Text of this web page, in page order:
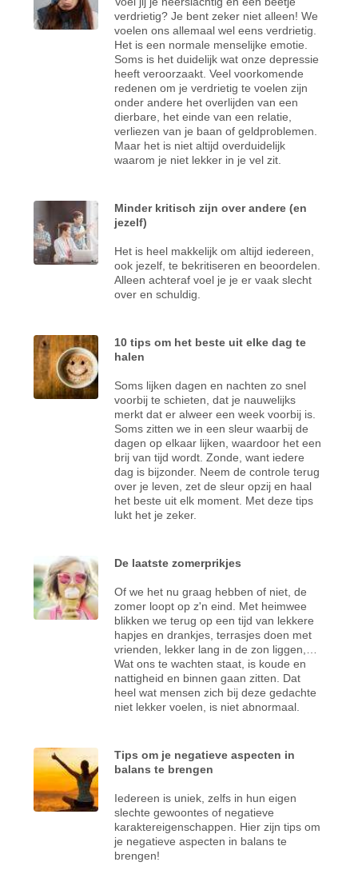
verdrietig? Je bent zeker niet alleen! We
voelen ons allemaal wel eens verdrietig.
Het is een normale menselijke emotie.
Soms is het duidelijk wat onze depressie
heeft veroorzaakt. Veel voorkomende
redenen om je verdrietig te voelen zijn
onder andere het overlijden van een
dierbare, het einde van een relatie,
verliezen van je baan of geldproblemen.
Maar het is niet altijd overduidelijk
waarom je niet lekker in je vel zit.
Minder kritisch zijn over andere (en
jezelf)
Het is heel makkelijk om altijd iedereen,
ook jezelf, te bekritiseren en beoordelen.
Alleen achteraf voel je je er vaak slecht
over en schuldig.
10 tips om het beste uit elke dag te
halen
Soms lijken dagen en nachten zo snel
voorbij te schieten, dat je nauwelijks
merkt dat er alweer een week voorbij is.
Soms zitten we in een sleur waarbij de
dagen op elkaar lijken, waardoor het een
brij van tijd wordt. Zonde, want iedere
dag is bijzonder. Neem de controle terug
over je leven, zet de sleur opzij en haal
het beste uit elk moment. Met deze tips
lukt het je zeker.
De laatste zomerprikjes
Of we het nu graag hebben of niet, de
zomer loopt op z'n eind. Met heimwee
blikken we terug op een tijd van lekkere
hapjes en drankjes, terrasjes doen met
vrienden, lekker lang in de zon liggen,…
Wat ons te wachten staat, is koude en
nattigheid en binnen gaan zitten. Dat
heel wat mensen zich bij deze gedachte
niet lekker voelen, is niet abnormaal.
Tips om je negatieve aspecten in
balans te brengen
Iedereen is uniek, zelfs in hun eigen
slechte gewoontes of negatieve
karaktereigenschappen. Hier zijn tips om
je negatieve aspecten in balans te
brengen!